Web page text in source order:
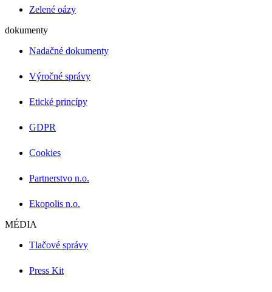
Zelené oázy
dokumenty
Nadačné dokumenty
Výročné správy
Etické princípy
GDPR
Cookies
Partnerstvo n.o.
Ekopolis n.o.
MÉDIA
Tlačové správy
Press Kit